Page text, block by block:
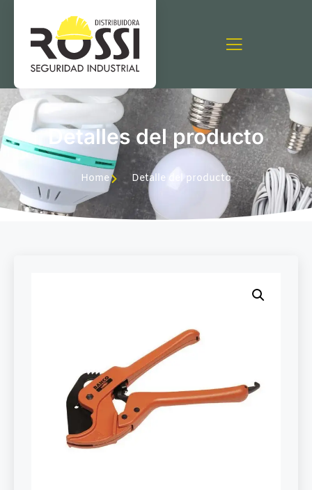
Detalles del producto
Home Detalle del producto